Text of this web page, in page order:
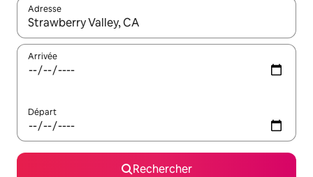
Adresse
Lorsque les résultats s'affichent, utilisez les flèches vers le
Arrivée
Départ
Rechercher